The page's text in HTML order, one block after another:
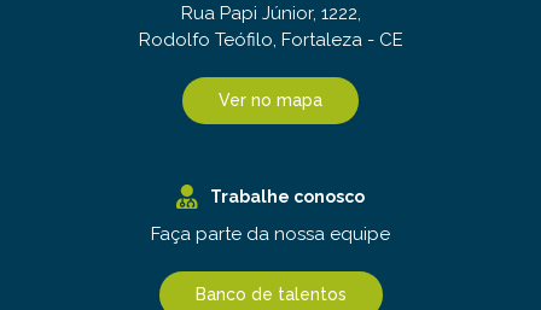
Rua Papi Júnior, 1222,
Rodolfo Teófilo, Fortaleza - CE
Ver no mapa
Trabalhe conosco
Faça parte da nossa equipe
Banco de talentos